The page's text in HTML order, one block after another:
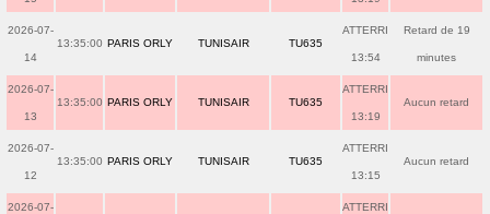
2026-07-
14
13:35:00 PARIS ORLY TUNISAIR TU635
ATTERRI
13:54
Retard de 19
minutes
2026-07-
13
13:35:00 PARIS ORLY TUNISAIR TU635
ATTERRI
13:19
Aucun retard
2026-07-
12
13:35:00 PARIS ORLY TUNISAIR TU635
ATTERRI
13:15
Aucun retard
2026-07- ATTERRI